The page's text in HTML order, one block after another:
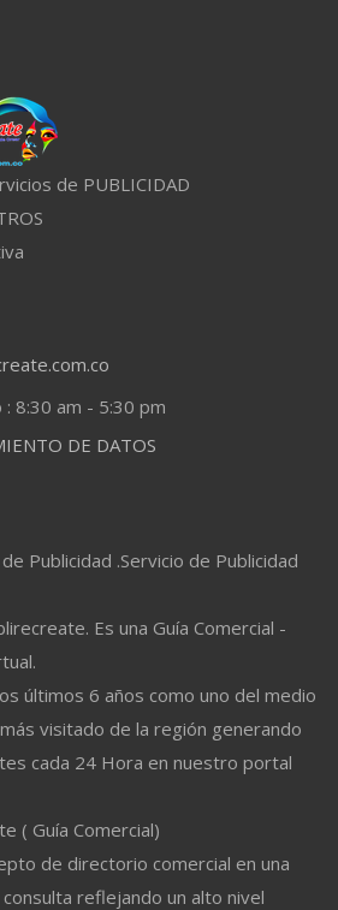
de PUBLICIDAD
8:30 am - 5:30 pm
DE DATOS
Publicidad .Servicio de Publicidad
Es una Guía Comercial -
últimos 6 años como uno del medio
visitado de la región generando
cada 24 Hora en nuestro portal
( Guía Comercial)
de directorio comercial en una
consulta reflejando un alto nivel